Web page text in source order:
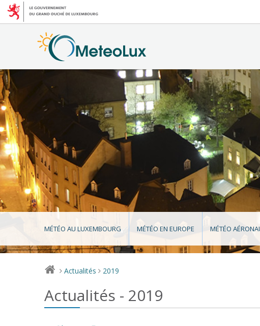
MÉTÉO AU LUXEMBOURG MÉTÉO EN EUROPE MÉTÉO
> Actualités > 2019
Actualités - 2019